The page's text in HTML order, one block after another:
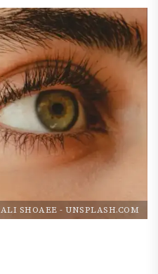
ALI SHOAEE - UNSPLASH.COM